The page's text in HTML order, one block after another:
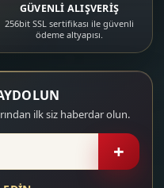
GÜVENLİ ALIŞVERİŞ
256bit SSL sertifikası ile güvenli
ödeme altyapısı.
ilk siz haberdar olun.
+